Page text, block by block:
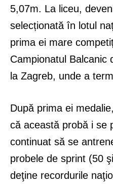
5,07m. La liceu,
selecționată în lotul
prima ei mare
Campionatul Balcanic
la Zagreb, unde a
După prima ei
că această probă i se
continuat să se
probele de sprint (50
deţine recordurile